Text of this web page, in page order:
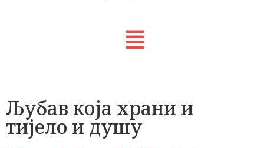
Љубав која храни и
тијело и душу